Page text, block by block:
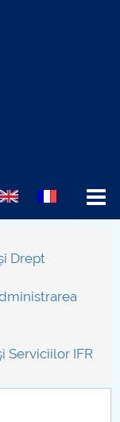
Drept
Serviciilor IFR